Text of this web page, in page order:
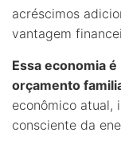
acréscimos
vantagem
Essa economia
orçamento
econômico atual,
consciente da